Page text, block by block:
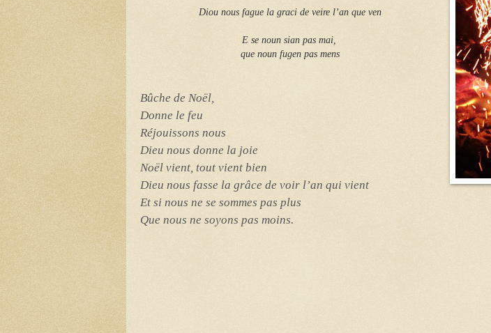
Diou nous fague la graci de veire l’an que ven
E se noun sian pas mai,
que noun fugen pas mens
Bûche de Noël,
Donne le feu
Réjouissons nous
Dieu nous donne la joie
Noël vient, tout vient bien
Dieu nous fasse la grâce de voir l’an qui vient
Et si nous ne se sommes pas plus
Que nous ne soyons pas moins.